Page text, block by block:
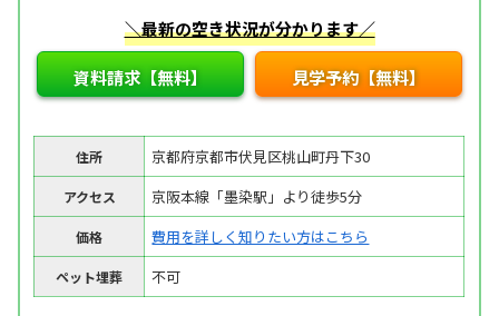
＼最新の空き状況が分かります／
資料請求【無料】 見学予約【無料】
住所 京都府京都市伏見区桃山町丹下30
アクセス 京阪本線「墨染駅」より徒歩5分
価格 費用を詳しく知りたい方はこちら
ペット埋葬 不可